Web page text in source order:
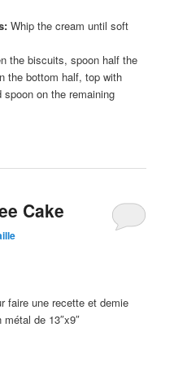
Whip the cream until soft
the biscuits, spoon half the
the bottom half, top with
on the remaining
Cake
faire une recette et demie
de 13″x9″